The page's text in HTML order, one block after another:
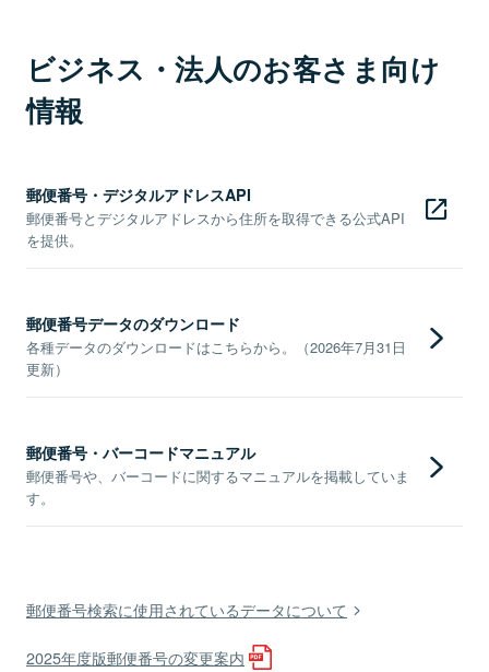
ビジネス・法人のお客さま向け
情報
郵便番号・デジタルアドレスAPI
郵便番号とデジタルアドレスから住所を取得できる公式API
を提供。
郵便番号データのダウンロード
各種データのダウンロードはこちらから。（2026年7月31日
更新）
郵便番号・バーコードマニュアル
郵便番号や、バーコードに関するマニュアルを掲載していま
す。
郵便番号検索に使用されているデータについて
2025年度版郵便番号の変更案内